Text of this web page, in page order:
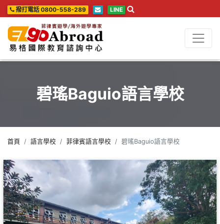
撥打電話 0800-558-289 LINE
碧瑤Baguio語言學校
首頁 語言學校 菲律賓語言學校 碧瑤Baguio語言學校